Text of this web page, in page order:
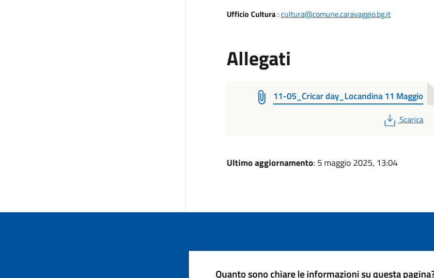
Ufficio Cultura:cultura@comune.caravaggio.bg.it
Allegati
11-05_Cricar day_Locandina 11 Maggio
PDF
Scarica
Ultimo aggiornamento: 5 maggio 2025, 13:04
Quanto sono chiare le informazioni su questa